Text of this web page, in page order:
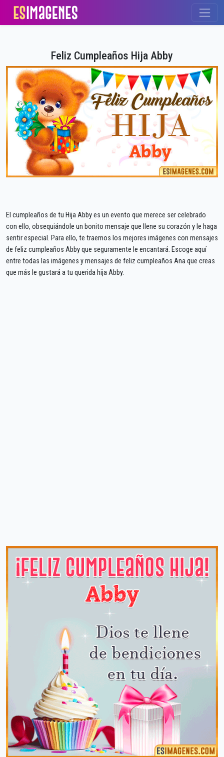
Feliz Cumpleaños Hija Abby
El cumpleaños de tu Hija Abby es un evento que merece ser celebrado
con ello, obsequiándole un bonito mensaje que llene su corazón y le haga
sentir especial. Para ello, te traemos los mejores imágenes con mensajes
de feliz cumpleaños Abby que seguramente le encantará. Escoge aquí
entre todas las imágenes y mensajes de feliz cumpleaños Ana que creas
que más le gustará a tu querida hija Abby.